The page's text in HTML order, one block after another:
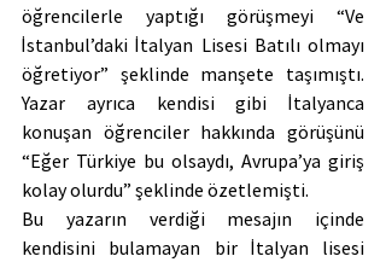
öğrencilerle yaptığı görüşmeyi “Ve
İstanbul’daki İtalyan Lisesi Batılı olmayı
öğretiyor” şeklinde manşete taşımıştı.
Yazar ayrıca kendisi gibi İtalyanca
konuşan öğrenciler hakkında görüşünü
“Eğer Türkiye bu olsaydı, Avrupa’ya giriş
kolay olurdu” şeklinde özetlemişti.
Bu yazarın verdiği mesajın içinde
kendisini bulamayan bir İtalyan lisesi